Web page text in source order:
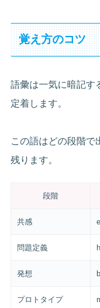
覚え方のコツ
語彙は一気に暗記す
定着します。
この語はどの段階で
残ります。
段階
共感
問題定義
発想
プロトタイプ